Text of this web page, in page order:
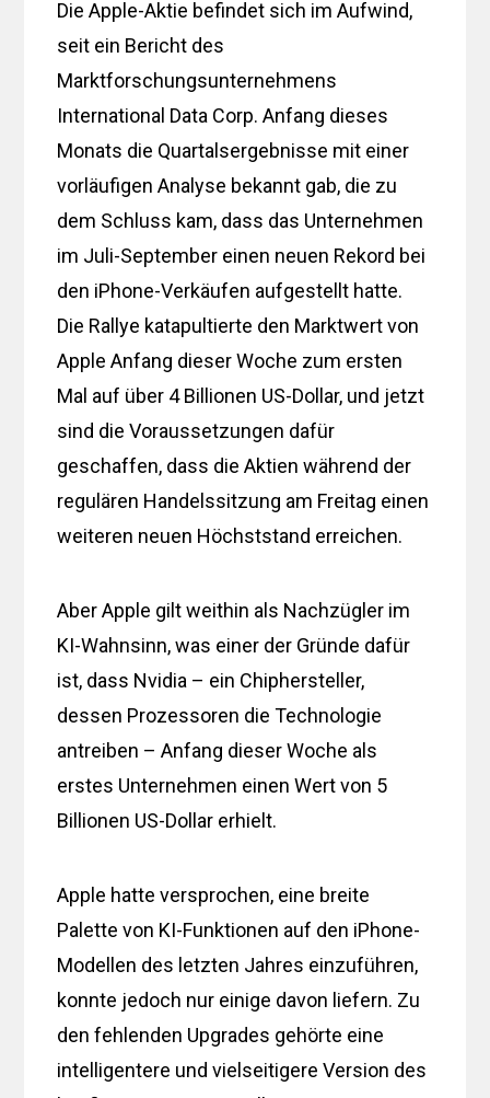
Die Apple-Aktie befindet sich im Aufwind,
seit ein Bericht des
Marktforschungsunternehmens
International Data Corp. Anfang dieses
Monats die Quartalsergebnisse mit einer
vorläufigen Analyse bekannt gab, die zu
dem Schluss kam, dass das Unternehmen
im Juli-September einen neuen Rekord bei
den iPhone-Verkäufen aufgestellt hatte.
Die Rallye katapultierte den Marktwert von
Apple Anfang dieser Woche zum ersten
Mal auf über 4 Billionen US-Dollar, und jetzt
sind die Voraussetzungen dafür
geschaffen, dass die Aktien während der
regulären Handelssitzung am Freitag einen
weiteren neuen Höchststand erreichen.
Aber Apple gilt weithin als Nachzügler im
KI-Wahnsinn, was einer der Gründe dafür
ist, dass Nvidia – ein Chiphersteller,
dessen Prozessoren die Technologie
antreiben – Anfang dieser Woche als
erstes Unternehmen einen Wert von 5
Billionen US-Dollar erhielt.
Apple hatte versprochen, eine breite
Palette von KI-Funktionen auf den iPhone-
Modellen des letzten Jahres einzuführen,
konnte jedoch nur einige davon liefern. Zu
den fehlenden Upgrades gehörte eine
intelligentere und vielseitigere Version des